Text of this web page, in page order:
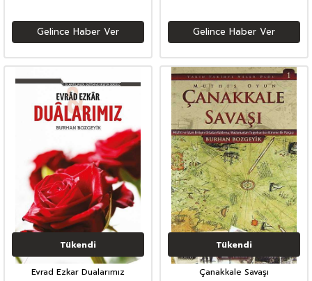
Gelince Haber Ver Gelince Haber Ver
Tükendi
Evrad Ezkar Dualarımız
Tükendi
Çanakkale Savaşı